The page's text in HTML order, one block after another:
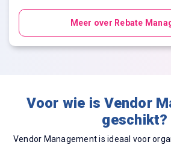
Meer over Rebate
Voor wie is Vendor
geschikt?
Vendor Management is ideaal voor